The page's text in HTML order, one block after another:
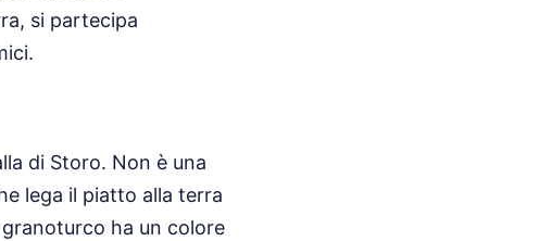
si partecipa
di Storo. Non è una
lega il piatto alla terra
ha un colore